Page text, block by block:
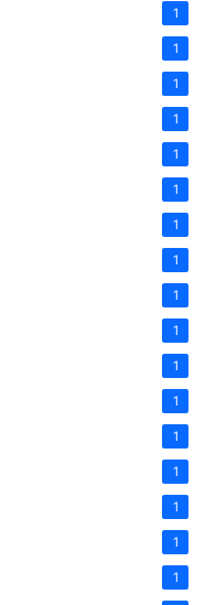
1
1
1
1
1
1
1
1
1
1
1
1
1
1
1
1
1